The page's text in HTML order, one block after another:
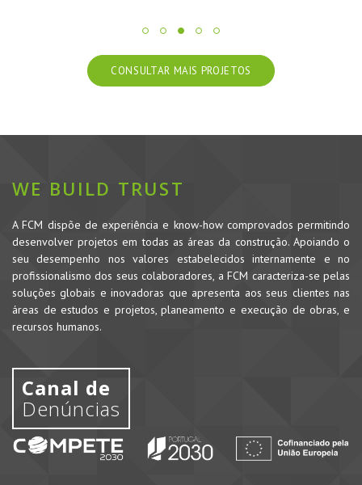
CONSULTAR MAIS PROJETOS
WE BUILD TRUST
A FCM dispõe de experiência e know-how comprovados permitindo
desenvolver projetos em todas as áreas da construção. Apoiando o
seu desempenho nos valores estabelecidos internamente e no
profissionalismo dos seus colaboradores, a FCM caracteriza-se pelas
soluções globais e inovadoras que apresenta aos seus clientes nas
áreas de estudos e projetos, planeamento e execução de obras, e
recursos humanos.
Canal de
Denúncias